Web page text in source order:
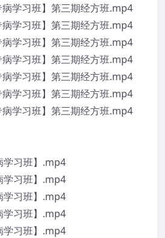
病学习班】第三期经方班.mp4
病学习班】第三期经方班.mp4
病学习班】第三期经方班.mp4
病学习班】第三期经方班.mp4
病学习班】第三期经方班.mp4
病学习班】第三期经方班.mp4
病学习班】第三期经方班.mp4
学习班】.mp4
学习班】.mp4
学习班】.mp4
学习班】.mp4
学习班】.mp4